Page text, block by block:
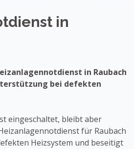
in
in Raubach
bei defekten
eingeschaltet, bleibt aber
für Raubach
Heizsystem und beseitigt